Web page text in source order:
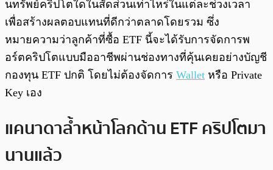
นทรัพย์คริปโตใดในสัดส่วนเท่าไหร่ในแต่ละช่วงเวลา
เพื่อสร้างผลตอบแทนที่ดีกว่าตลาดโดยรวม ซึ่ง
หมายความว่าลูกค้าที่ซื้อ ETF นี้จะได้รับการจัดการพ
อร์ตคริปโตแบบมืออาชีพผ่านช่องทางที่คุ้นเคยอย่างบัญชี
กองทุน ETF ปกติ โดยไม่ต้องจัดการ Wallet หรือ Private
Key เอง
แคนาดาล้ำหน้าโลกด้าน ETF คริปโตมา
นานแล้ว